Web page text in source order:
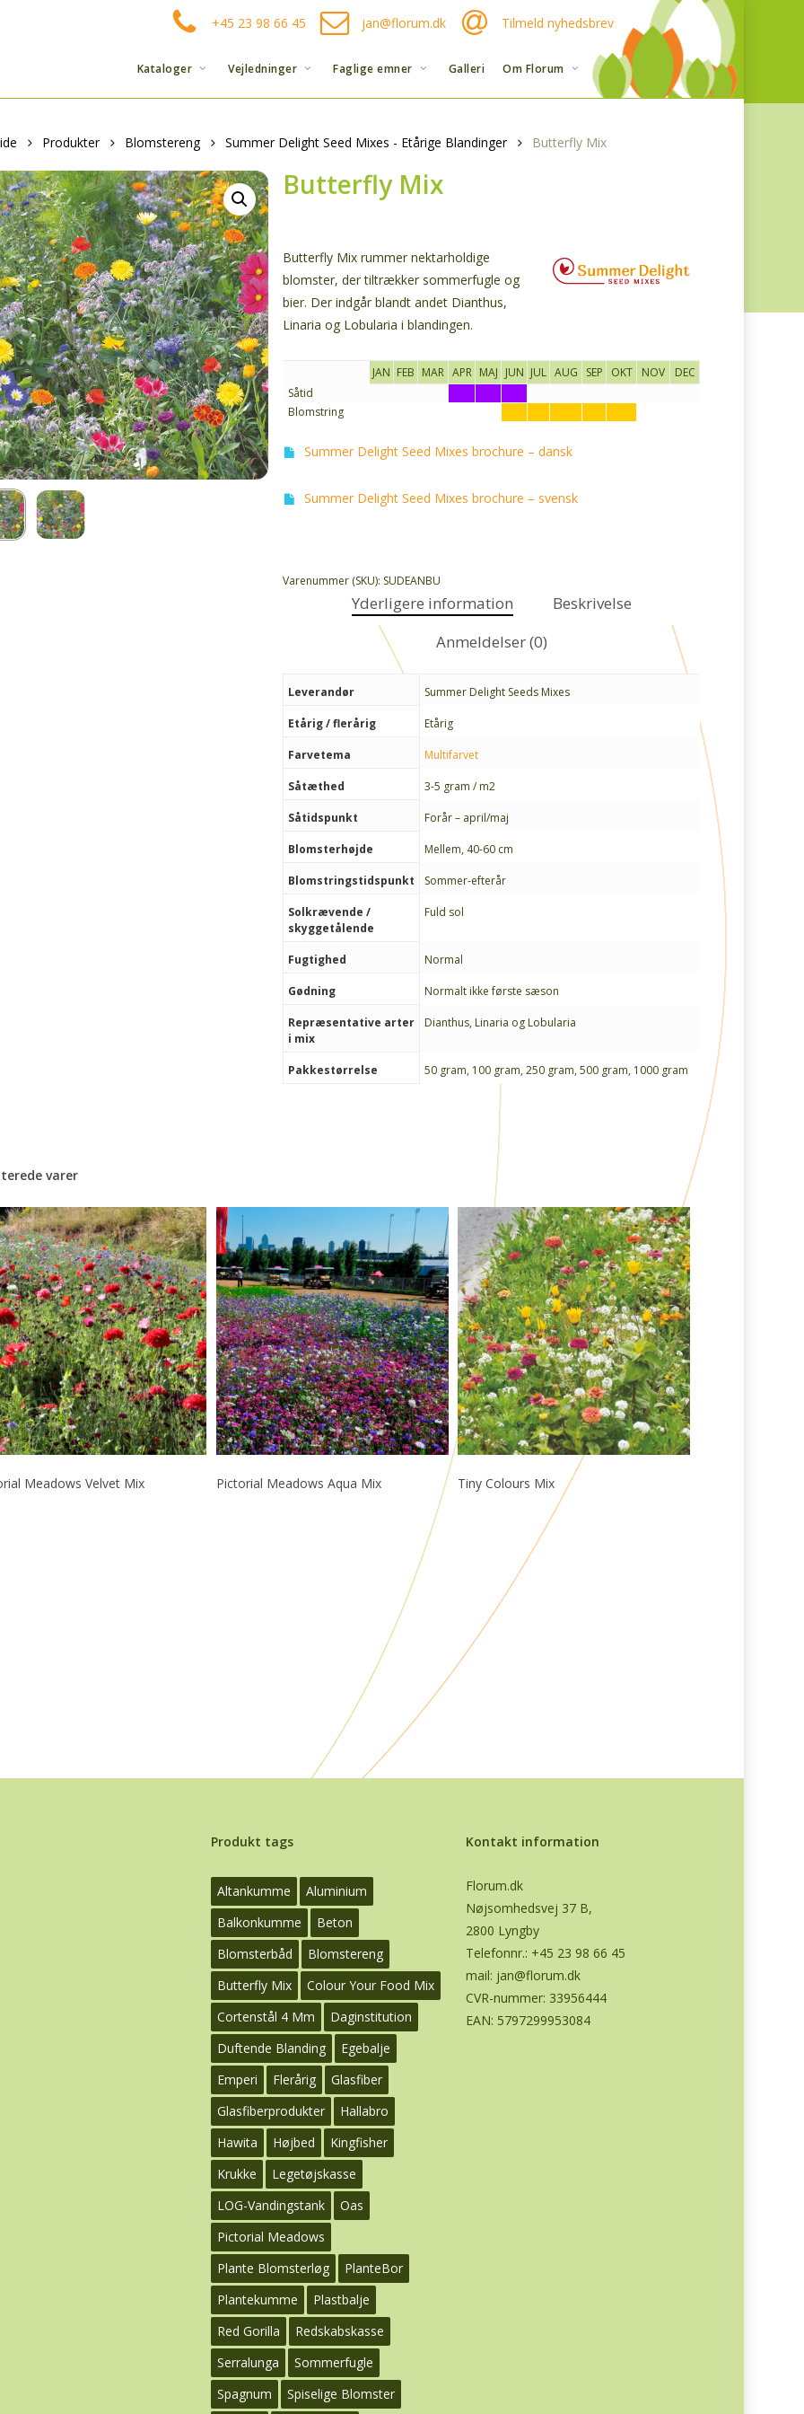
+45 23 98 66 45 jan@florum.dk Tilmeld nyhedsbrev
Kataloger Vejledninger Faglige emner Galleri Om Florum
Produkter Blomstereng Summer Delight Seed Mixes - Etårige Blandinger Butterfly Mix
Butterfly Mix
Butterfly Mix rummer nektarholdige
blomster, der tiltrækker sommerfugle og
bier. Der indgår blandt andet Dianthus,
Linaria og Lobularia i blandingen.
JAN FEB MAR APR MAJ JUN JUL AUG SEP OKT NOV
DEC
Såtid
Blomstring
Summer Delight Seed Mixes brochure – dansk
Summer Delight Seed Mixes brochure – svensk
Varenummer (SKU): SUDEANBU
Yderligere information
Beskrivelse
Anmeldelser (0)
Leverandør Summer Delight Seeds Mixes
Etårig / flerårig Etårig
Farvetema Multifarvet
Såtæthed 3-5 gram / m2
Såtidspunkt Forår – april/maj
Blomsterhøjde Mellem, 40-60 cm
Blomstringstidspunkt Sommer-efterår
Solkrævende /
skyggetålende
Fuld sol
Fugtighed Normal
Gødning Normalt ikke første sæson
Repræsentative arter
i mix
Dianthus, Linaria og Lobularia
Pakkestørrelse 50 gram, 100 gram, 250 gram, 500 gram, 1000 gram
varer
Meadows Velvet Mix Pictorial Meadows Aqua Mix
Læs Mere
Tiny Colours Mix
Produkt tags
Altankumme
Aluminium
Balkonkumme
Beton
Blomsterbåd
Blomstereng
Butterfly Mix
Colour Your Food Mix
Cortenstål 4 Mm
Daginstitution
Duftende Blanding
Egebalje
Emperi
Flerårig
Glasfiber
Glasfiberprodukter
Hallabro
Hawita
Højbed
Kingfisher
Krukke
Legetøjskasse
LOG-Vandingstank
Oas
Pictorial Meadows
Plante Blomsterløg
PlanteBor
Plantekumme
Plastbalje
Red Gorilla
Redskabskasse
Serralunga
Sommerfugle
Spagnum
Spiselige Blomster
Kontakt information
Florum.dk
Nøjsomhedsvej 37 B,
2800 Lyngby
Telefonnr.: +45 23 98 66 45
mail: jan@florum.dk
CVR-nummer: 33956444
EAN: 5797299953084